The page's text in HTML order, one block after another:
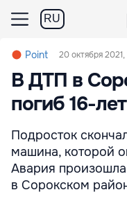
RU
Point 20 октября 2021,
В ДТП в
погиб 16-
Подросток
машина, которой
Авария
в Сорокском